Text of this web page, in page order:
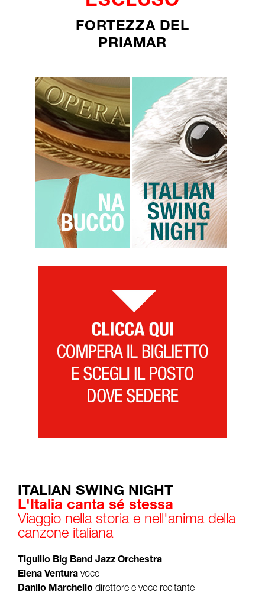
FORTEZZA DEL
PRIAMAR
ITALIAN SWING NIGHT
L'Italia canta sé stessa
Viaggio nella storia e nell'anima della
canzone italiana
Tigullio Big Band Jazz Orchestra
Elena Ventura voce
Danilo Marchello direttore e voce recitante